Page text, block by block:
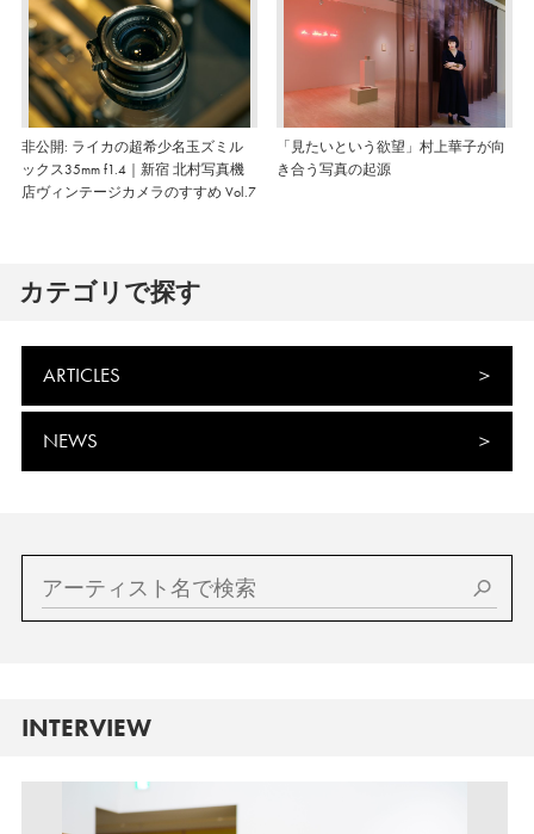
非公開: ライカの超希少名玉ズミル
ックス35mm f1.4｜新宿 北村写真機
店ヴィンテージカメラのすすめ Vol.7
「見たいという欲望」村上華子が向
き合う写真の起源
カテゴリで探す
ARTICLES
NEWS
INTERVIEW